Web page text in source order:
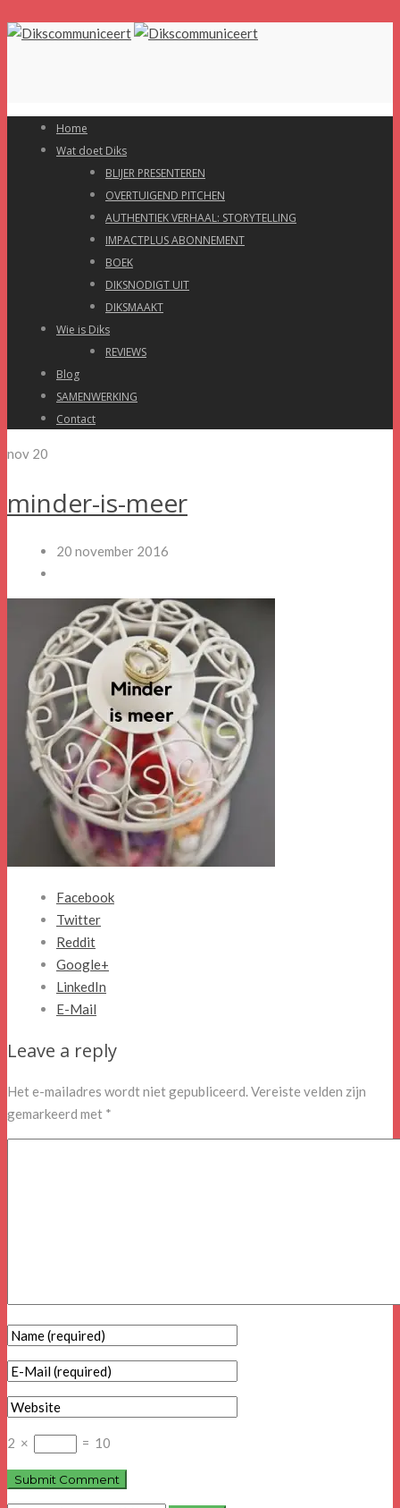
Home
Wat doet Diks
BLIJER PRESENTEREN
OVERTUIGEND PITCHEN
AUTHENTIEK VERHAAL: STORYTELLING
IMPACTPLUS ABONNEMENT
BOEK
DIKSNODIGT UIT
DIKSMAAKT
Wie is Diks
REVIEWS
Blog
SAMENWERKING
Contact
nov 20
minder-is-meer
20 november 2016
Facebook
Twitter
Reddit
Google+
LinkedIn
E-Mail
Leave a reply
Het e-mailadres wordt niet gepubliceerd.Vereiste velden zijn
gemarkeerd met *
2 × = 10